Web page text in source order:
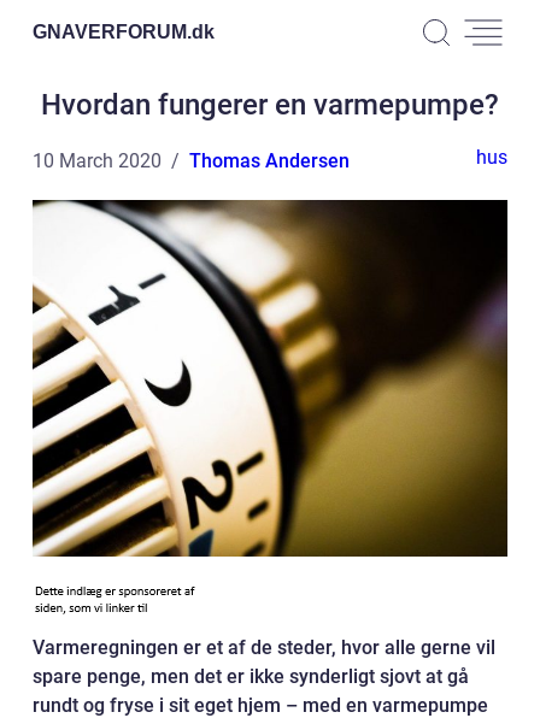
GNAVERFORUM.dk
Hvordan fungerer en varmepumpe?
10 March 2020 Thomas Andersen hus
Varmeregningen er et af de steder, hvor alle gerne vil
spare penge, men det er ikke synderligt sjovt at gå
rundt og fryse i sit eget hjem – med en varmepumpe